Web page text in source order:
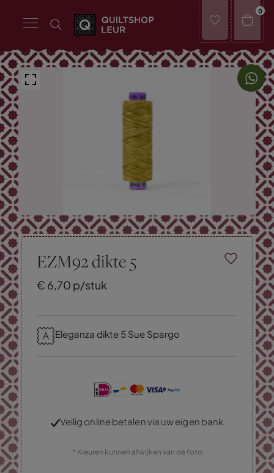
0
EZM92 dikte 5
€ 6,70 p/stuk
Eleganza dikte 5 Sue Spargo
Veilig online betalen via uw eigen bank
* Kleuren kunnen afwijken van de foto